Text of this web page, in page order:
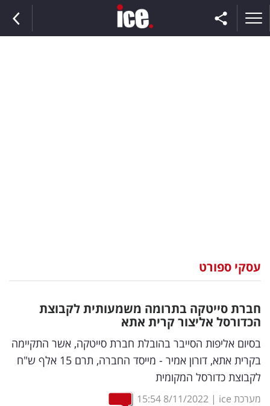
וצרכנות
דיגיטל
וטק
שיווק
ופרסום
עסקי ספורט
חברת סייטקה בתרומה משמעותית לקבוצת
הכדורסל אליצור קרית אתא
בסיום אליפות הסייבר בהובלת חברת סייטקה, אשר התקיימה
בקרית אתא, דורון אמיר - מייסד החברה, תרם 15 אלף ש"ח
לקבוצת כדורסל המקומית
מערכת ice |
8/11/2022
15:54